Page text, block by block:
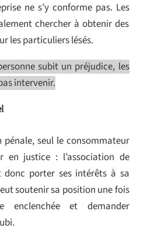
ne s’y conforme pas. Les
chercher à obtenir des
les particuliers lésés.
subit un préjudice, les
intervenir.
pénale, seul le consommateur
justice : l’association de
donc porter ses intérêts à sa
soutenir sa position une fois
enclenchée et demander